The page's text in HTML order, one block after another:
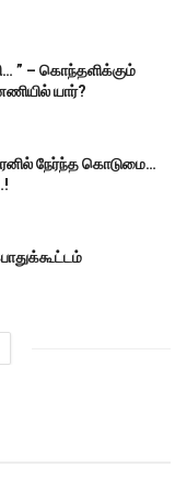
” – கொந்தளிக்கும்
யார்?
நேர்ந்த கொடுமை…